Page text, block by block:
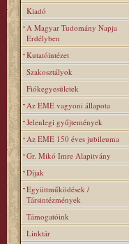
Kiadó
A Magyar Tudomány Napja
Erdélyben
Kutatóintézet
Szakosztályok
Fiókegyesületek
Az EME vagyoni állapota
Jelenlegi gyűjtemények
Az EME 150 éves jubileuma
Gr. Mikó Imre Alapitvány
Díjak
Együttműködések /
Társintézmények
Támogatóink
Linktár